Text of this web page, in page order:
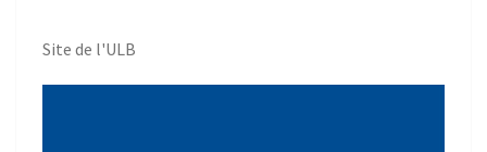
Site de l'ULB